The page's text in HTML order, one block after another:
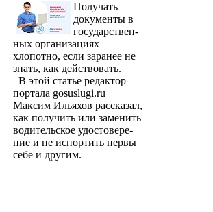
Получать
доку­менты в
государствен­
ных организациях
хлопотно, если заранее не
знать, как действовать.
В этой статье редактор
портала gosuslugi.ru
Максим Ильяхов рассказал,
как получить или заменить
водительское удостовере­
ние и не испортить нервы
себе и другим.